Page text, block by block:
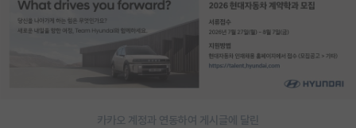
카카오 계정과 연동하여 게시글에 달린